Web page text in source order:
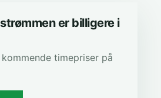
er billigere i
timepriser på